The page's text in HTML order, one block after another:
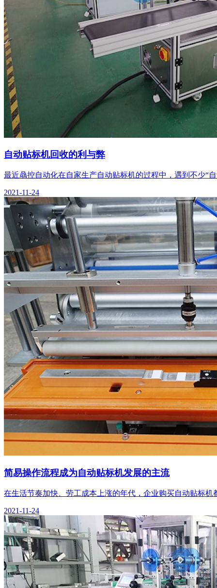
自动贴标机回收的利与弊
最近骉控自动化在自家生产自动贴标机的过程中，遇到不少“
2021-11-24
简易操作流程成为自动贴标机发展的主流
在生活节奏加快、劳工成本上涨的年代，企业购买自动贴标
2021-11-24